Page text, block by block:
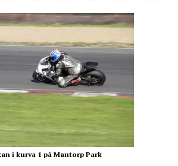
i kurva 1 på Mantorp Park